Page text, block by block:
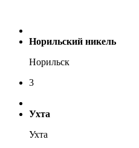
Норильский никель
Норильск
3
Ухта
Ухта